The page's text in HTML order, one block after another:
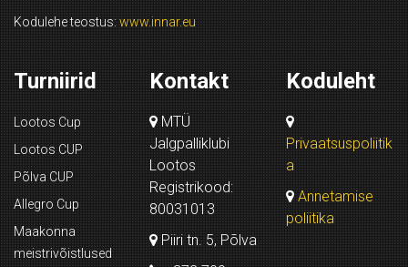
Kodulehe teostus: www.innar.eu
Turniirid
Lootos Cup
Lootos CUP
Põlva CUP
Allegro Cup
Maakonna
meistrivõistlused
Kontakt
MTÜ
Jalgpalliklubi
Lootos
Registrikood:
80031013
Piiri tn. 5, Põlva
Koduleht
Privaatsuspoliitik
a
Annetamise
poliitika